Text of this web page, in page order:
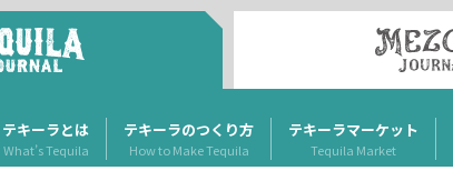
テキーラとは
What’s Tequila
テキーラのつくり方
How to Make Tequila
テキーラマーケット
Tequila Market